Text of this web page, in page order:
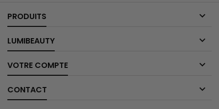
PRODUITS 
LUMIBEAUTY 
VOTRE COMPTE 
CONTACT 